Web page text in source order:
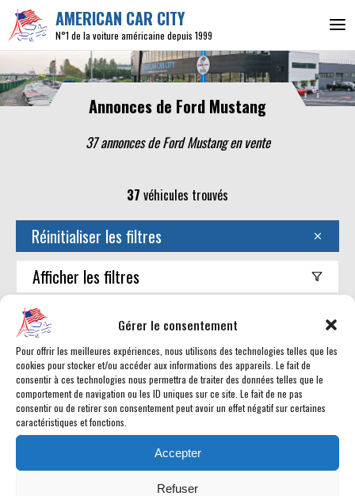
Gérer le consentement
Pour offrir les meilleures expériences, nous utilisons des technologies telles que les
cookies pour stocker et/ou accéder aux informations des appareils. Le fait de
consentir à ces technologies nous permettra de traiter des données telles que le
comportement de navigation ou les ID uniques sur ce site. Le fait de ne pas
consentir ou de retirer son consentement peut avoir un effet négatif sur certaines
caractéristiques et fonctions.
Accepter
Refuser
AMERICAN CAR CITY
N°1 de la voiture américaine depuis 1999
Annonces de Ford Mustang
37 annonces de Ford Mustang en vente
37 véhicules trouvés
Réinitialiser les filtres
Afficher les filtres
Trouver mon américaine
Référence inconnue
Le véhicule recherché n'est pas ou plus référencé.